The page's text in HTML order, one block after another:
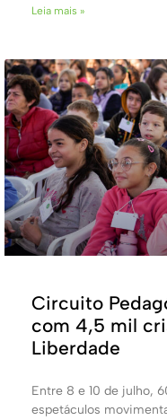
Leia mais »
Circuito
com 4,5 mil
Liberdade
Entre 8 e 10 de julho,
espetáculos